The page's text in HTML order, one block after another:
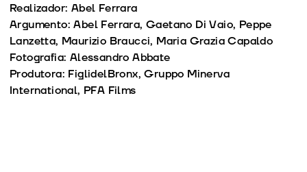
Realizador: Abel Ferrara
Argumento: Abel Ferrara, Gaetano Di Vaio, Peppe
Lanzetta, Maurizio Braucci, Maria Grazia Capaldo
Fotografia: Alessandro Abbate
Produtora: FiglidelBronx, Gruppo Minerva
International, PFA Films